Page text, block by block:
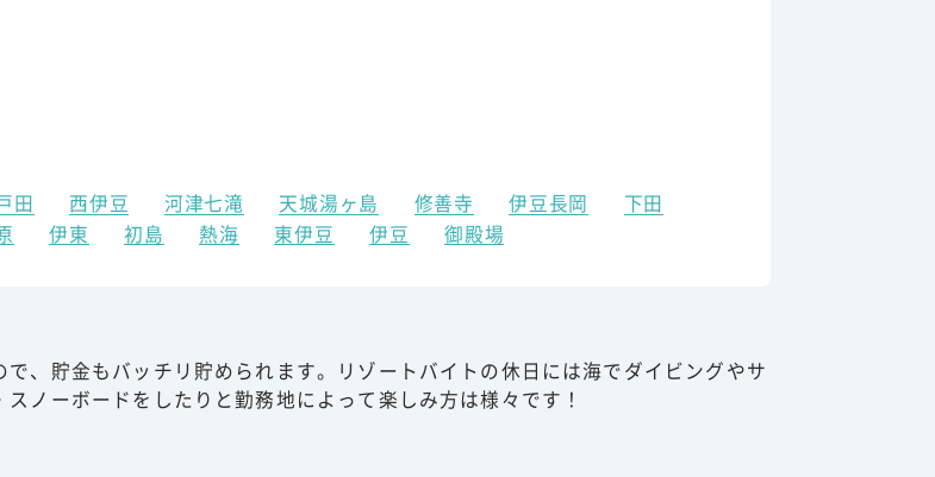
田 西伊豆 河津七滝 天城湯ヶ島 修善寺 伊豆長岡
下田
伊東 初島 熱海 東伊豆 伊豆 御殿場
、貯金もバッチリ貯められます。リゾートバイトの休日には海でダイビングやサ
ノーボードをしたりと勤務地によって楽しみ方は様々です！